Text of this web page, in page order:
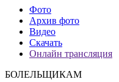
Фото
Архив фото
Видео
Скачать
Онлайн трансляция
БОЛЕЛЬЩИКАМ